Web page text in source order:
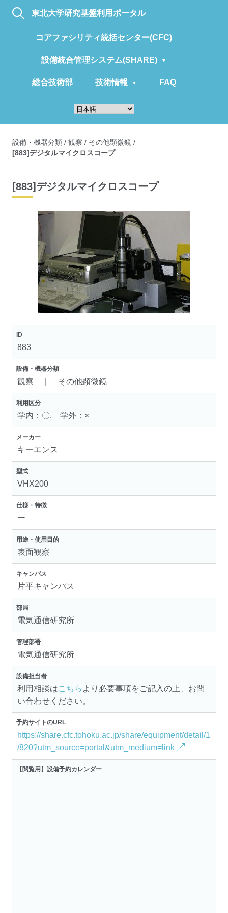
東北大学研究基盤利用ポータル
コアファシリティ統括センター(CFC)
設備統合管理システム(SHARE)
総合技術部 技術情報 FAQ
設備・機器分類 / 観察 / その他顕微鏡 /
[883]デジタルマイクロスコープ
[883]デジタルマイクロスコープ
ID
883
設備・機器分類
観察 ｜ その他顕微鏡
利用区分
学内：〇, 学外：×
メーカー
キーエンス
型式
VHX200
仕様・特徴
ー
用途・使用目的
表面観察
キャンパス
片平キャンパス
部局
電気通信研究所
管理部署
電気通信研究所
設備担当者
利用相談はこちら より必要事項をご記入の上、お問
い合わせください。
予約サイトのURL
https://share.cfc.tohoku.ac.jp/share/equipment/detail/1
/820?utm_source=portal&utm_medium=link
【閲覧用】設備予約カレンダー